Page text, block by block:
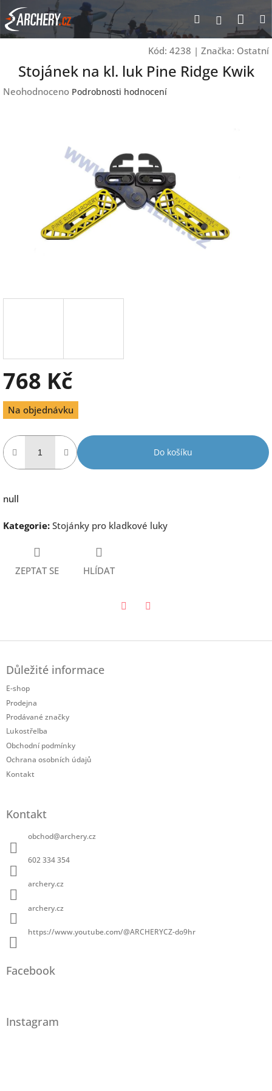
Přejít
na
obsah
Hledat
Kód: 4238 | Značka: Ostatní
Stojánek na kl. luk Pine Ridge Kwik
Průměrné
Neohodnoceno Podrobnosti hodnocení
768 Kč
Měrná
cena:
Na objednávku
Do košíku
null
Kategorie: Stojánky pro kladkové luky
ZEPTAT SE HLÍDAT
Důležité informace
E-shop
Prodejna
Prodávané značky
Lukostřelba
Obchodní podmínky
Ochrana osobních údajů
Kontakt
Kontakt
obchod@archery.cz
602 334 354
archery.cz
archery.cz
https://www.youtube.com/@ARCHERYCZ-do9hr
Facebook
Instagram